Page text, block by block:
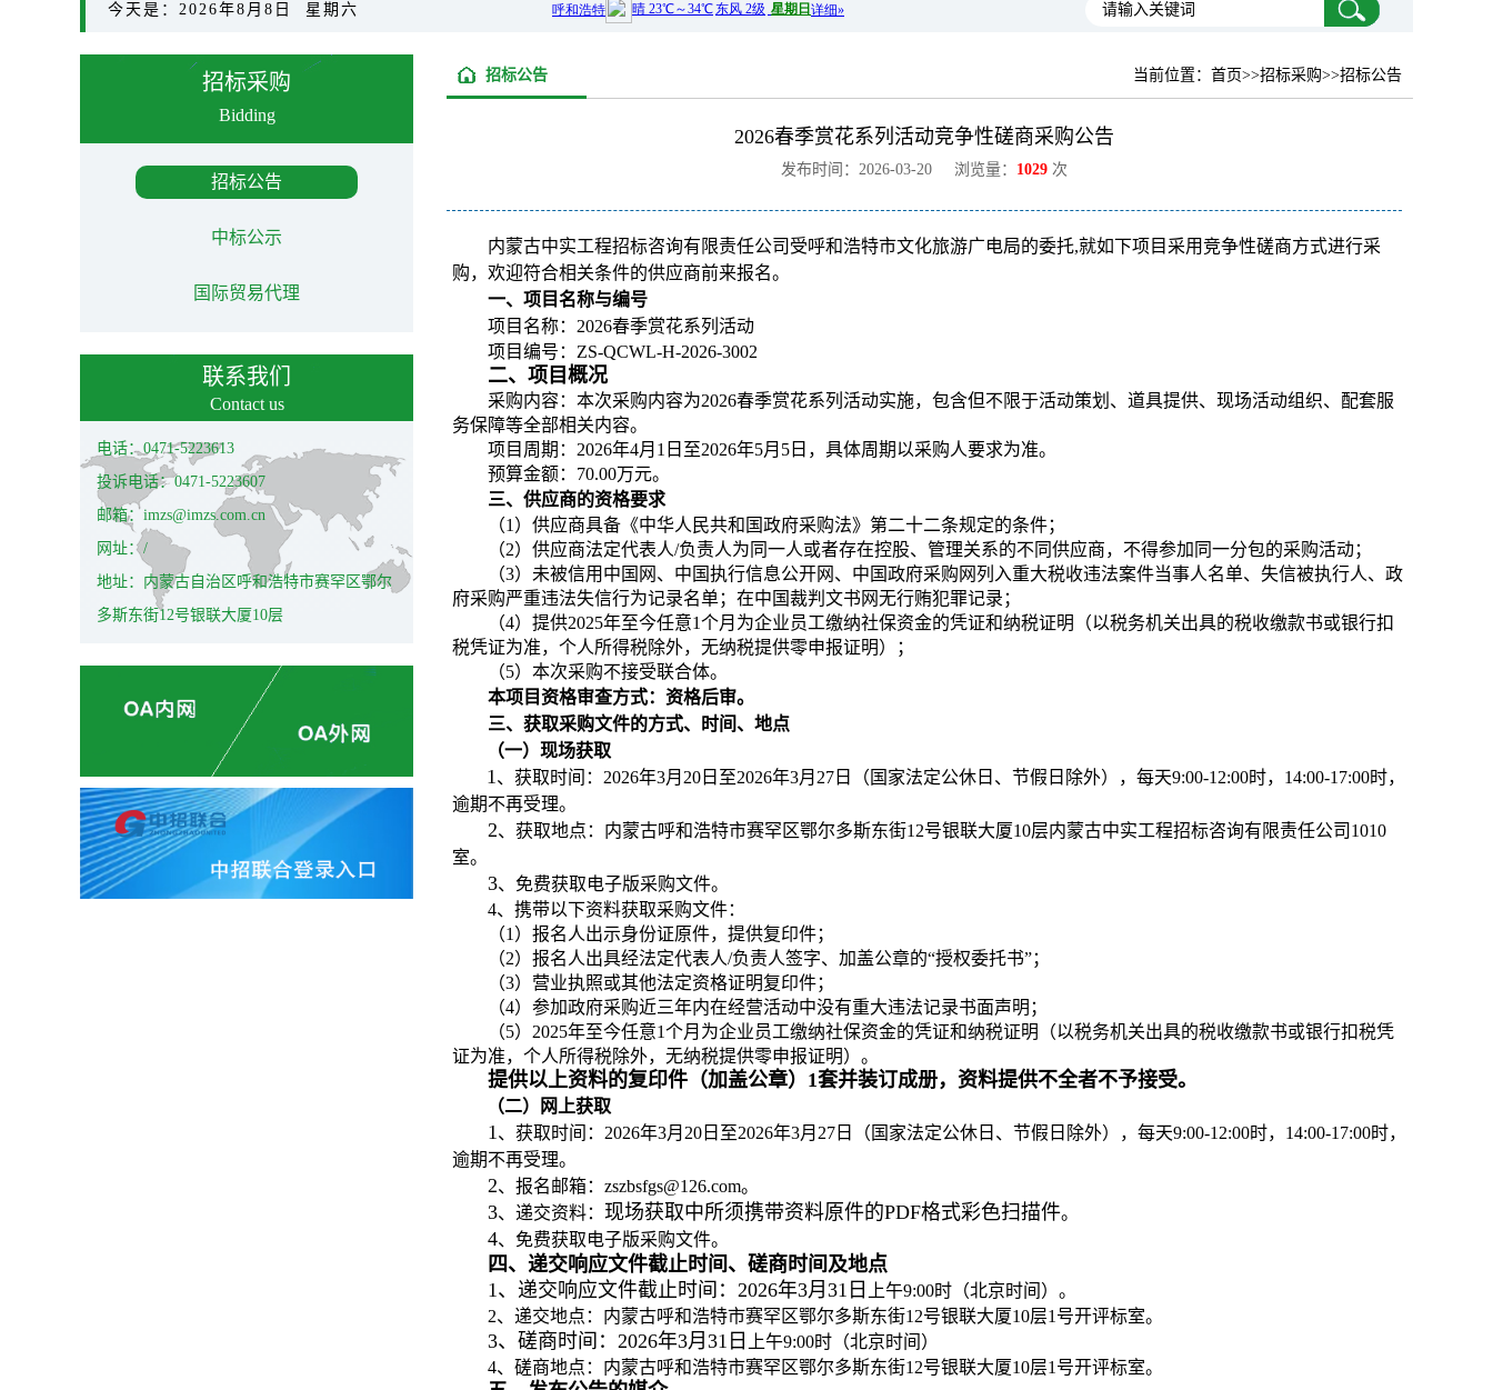
今天是：2026年8月8日 星期六
招标采购
Bidding
招标公告
中标公示
国际贸易代理
联系我们
Contact us
电话：0471-5223613
投诉电话：0471-5223607
邮箱：imzs@imzs.com.cn
网址：/
地址：内蒙古自治区呼和浩特市赛罕区鄂尔
多斯东街12号银联大厦10层
当前位置： 首页>>招标采购>>招标公告
招标公告
2026春季赏花系列活动竞争性磋商采购公告
发布时间：2026-03-20 浏览量： 1029 次
内蒙古中实工程招标咨询有限责任公司受呼和浩特市文化旅游广电局的委托,就如下项目采用竞争性磋商方式进行采
购，欢迎符合相关条件的供应商前来报名。
一、项目名称与编号
项目名称：2026春季赏花系列活动
项目编号：ZS-QCWL-H-2026-3002
二、项目概况
采购内容：本次采购内容为2026春季赏花系列活动实施，包含但不限于活动策划、道具提供、现场活动组织、配套服
务保障等全部相关内容。
项目周期：2026年4月1日至2026年5月5日，具体周期以采购人要求为准。
预算金额：70.00万元。
三、 供应商的资格要求
（1）供应商具备《中华人民共和国政府采购法》第二十二条规定的条件；
（2）供应商法定代表人/负责人为同一人或者存在控股、管理关系的不同供应商，不得参加同一分包的采购活动；
（3）未被信用中国网、中国执行信息公开网、中国政府采购网列入重大税收违法案件当事人名单、失信被执行人、政
府采购严重违法失信行为记录名单；在中国裁判文书网无行贿犯罪记录；
（4）提供2025年至今任意1个月为企业员工缴纳社保资金的凭证和纳税证明（以税务机关出具的税收缴款书或银行扣
税凭证为准，个人所得税除外，无纳税提供零申报证明）；
（5）本次采购不接受联合体。
本项目资格审查方式：资格后审。
三、获取采购文件的方式、时间、地点
（一）现场获取
1、获取时间：2026年3月20日至2026年3月27日（国家法定公休日、节假日除外），每天9:00-12:00时，14:00-17:00时，
逾期不再受理。
2、获取地点： 内蒙古呼和浩特市赛罕区鄂尔多斯东街12号银联大厦10层内蒙古中实工程招标咨询有限责任公司1010
室。
3、免费获取电子版采购文件。
4、携带以下资料获取采购文件：
（1）报名人出示身份证原件，提供复印件；
（2）报名人出具经法定代表人/负责人签字、加盖公章的“授权委托书”；
（3）营业执照或其他法定资格证明复印件；
（4）参加政府采购近三年内在经营活动中没有重大违法记录书面声明；
（5）2025年至今任意1个月为企业员工缴纳社保资金的凭证和纳税证明（以税务机关出具的税收缴款书或银行扣税凭
证为准，个人所得税除外，无纳税提供零申报证明）。
提供以上资料的复印件（加盖公章）1套并装订成册，资料提供不全者不予接受。
（二）网上获取
1、获取时间：2026年3月20日至2026年3月27日（国家法定公休日、节假日除外），每天9:00-12:00时，14:00-17:00时，
逾期不再受理。
2、报名邮箱：zszbsfgs@126.com。
3、递交资料： 现场获取中所须携带资料原件的PDF格式彩色扫描件。
4、免费获取电子版采购文件。
四、递交响应文件截止时间、磋商时间及地点
1、递交响应文件截止时间：2026年3月31日
上午9:00时（北京时间）。
2、递交地点：内蒙古呼和浩特市赛罕区鄂尔多斯东街12号银联大厦10层1号开评标室。
3、磋商时间：2026年3月31日
上午9:00时（北京时间）
4、磋商地点：内蒙古呼和浩特市赛罕区鄂尔多斯东街12号银联大厦10层1号开评标室。